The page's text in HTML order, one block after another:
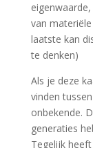
van
laatste kan
te denken)
Als je deze
vinden
onbekende.
generaties
Tegelijk